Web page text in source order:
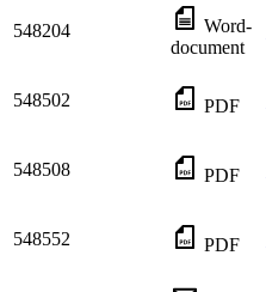
548204
Word-
document
548502 PDF
548508 PDF
548552 PDF